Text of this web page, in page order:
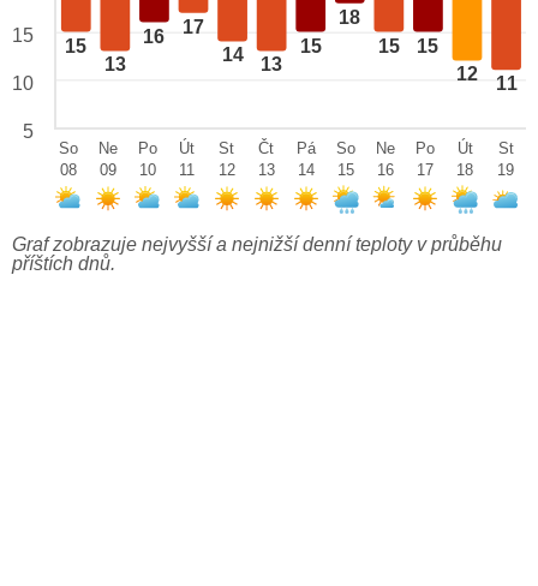
15
13
16 17
14 13
15
18
15 15
12 11
15
10
5
So
08
Ne
09
Po
10
Út
11
St
12
Čt
13
Pá
14
So
15
Ne
16
Po
17
Út
18
St
19
Graf zobrazuje nejvyšší a nejnižší denní teploty v průběhu
příštích dnů.